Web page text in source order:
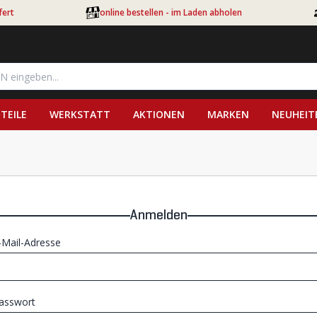
online bestellen - im Laden abholen
WERKSTATT AKTIONEN MARKEN
Anmelden
Mail-Adresse